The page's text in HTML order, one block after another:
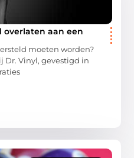
overlaten aan een
moeten worden?
Dr. Vinyl, gevestigd in